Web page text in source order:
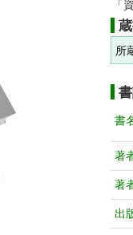
「
所
書
著
著
出